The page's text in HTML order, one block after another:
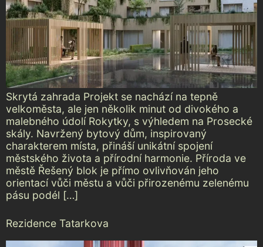
Skrytá zahrada Projekt se nachází na tepně
velkoměsta, ale jen několik minut od divokého a
malebného údolí Rokytky, s výhledem na Prosecké
skály. Navržený bytový dům, inspirovaný
charakterem místa, přináší unikátní spojení
městského života a přírodní harmonie. Příroda ve
městě Řešený blok je přímo ovlivňován jeho
orientací vůči městu a vůči přirozenému zelenému
pásu podél […]
Rezidence Tatarkova